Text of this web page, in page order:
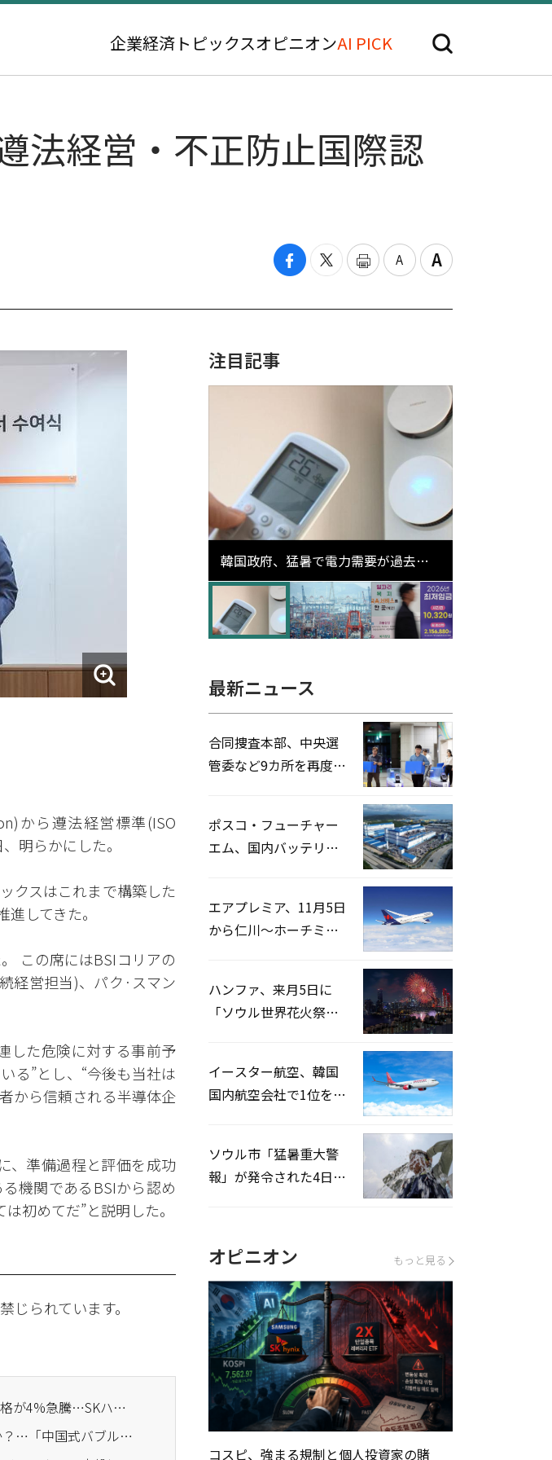
企業経済 トピックスオピニオンAI PICK
法経営・不正防止国際認
から遵法経営標準(ISO
明らかにした。
クスはこれまで構築した
してきた。
この席にはBSIコリアの
経営担当)、パク·スマン
した危険に対する事前予
る”とし、“今後も当社は
から信頼される半導体企
、準備過程と評価を成功
機関であるBSIから認め
初めてだ”と説明した。
られています。
· ニューヨーク証券市場、ホルムズ海峡の緊張で原油価格が4%急騰…SKハイニックスADRは5%下落
· サムスン電子・SKハイニックス、午後の反発は可能か？…「中国式バブル」陰謀論も登場
注目記事
韓国政府、猛暑で電力需要が過去最
高更新の可能性に需給対応体制を点
検
最新ニュース
合同捜査本部、中央選
管委など9カ所を再度家
ポスコ・フューチャー
エム、国内バッテリー
エアプレミア、11月5日
から仁川〜ホーチミン
ハンファ、来月5日に
「ソウル世界花火祭り
イースター航空、韓国
国内航空会社で1位を記
ソウル市「猛暑重大警
報」が発令された4日、
オピニオン もっと見る
コスピ、強まる規制と個人投資家の賭